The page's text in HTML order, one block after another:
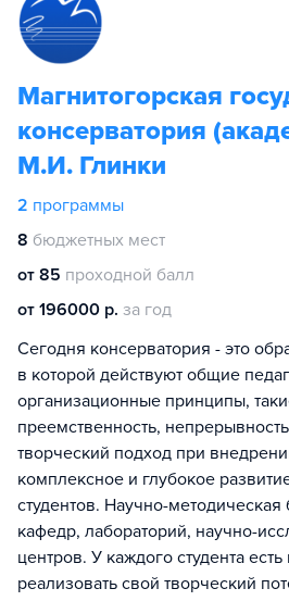
Магнитогорская
консерватория
М.И. Глинки
2 программы
8 бюджетных мест
от 85 проходной балл
от 196000 р. за год
Сегодня консерватория - это
в которой действуют общие
организационные принципы,
преемственность,
творческий подход при
комплексное и глубокое
студентов. Научно-
кафедр, лабораторий, научно-
центров. У каждого студента
реализовать свой творческий